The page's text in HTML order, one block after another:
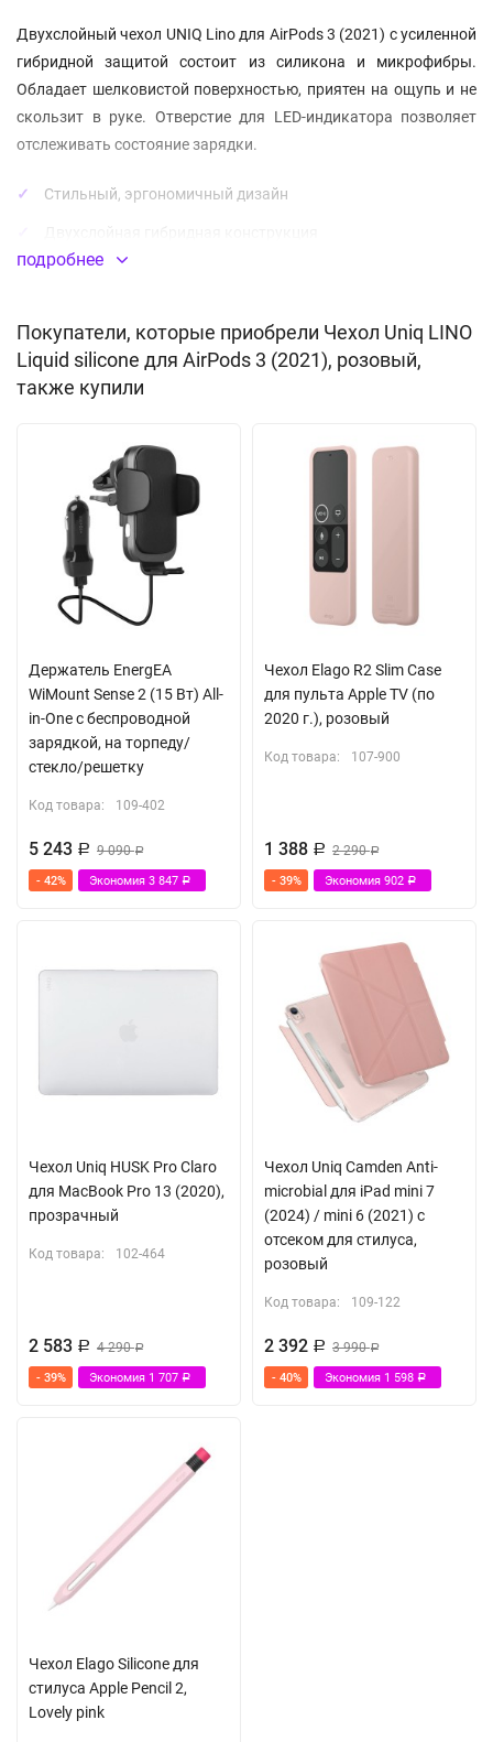
Двухслойный чехол UNIQ Lino для AirPods 3 (2021) c усиленной
гибридной защитой состоит из силикона и микрофибры.
Обладает шелковистой поверхностью, приятен на ощупь и не
скользит в руке. Отверстие для LED-индикатора позволяет
отслеживать состояние зарядки.
Стильный, эргономичный дизайн
Доступ к LED-индикатору
подробнее
Покупатели, которые приобрели Чехол Uniq LINO
Liquid silicone для AirPods 3 (2021), розовый,
также купили
Держатель EnergEA
WiMount Sense 2 (15 Вт) All-
in-One с беспроводной
зарядкой, на торпеду/
стекло/решетку
Код товара: 109-402
5 243 Р 9 090Р
- 42% Экономия 3 847 Р
Чехол Elago R2 Slim Case
для пульта Apple TV (по
2020 г.), розовый
Код товара: 107-900
1 388 Р 2 290Р
- 39% Экономия 902 Р
Чехол Uniq HUSK Pro Claro
для MacBook Pro 13 (2020),
прозрачный
Код товара: 102-464
2 583 Р 4 290Р
- 39% Экономия 1 707 Р
Чехол Uniq Camden Anti-
microbial для iPad mini 7
(2024) / mini 6 (2021) с
отсеком для стилуса,
розовый
Код товара: 109-122
2 392 Р 3 990Р
- 40% Экономия 1 598 Р
Чехол Elago Silicone для
стилуса Apple Pencil 2,
Lovely pink